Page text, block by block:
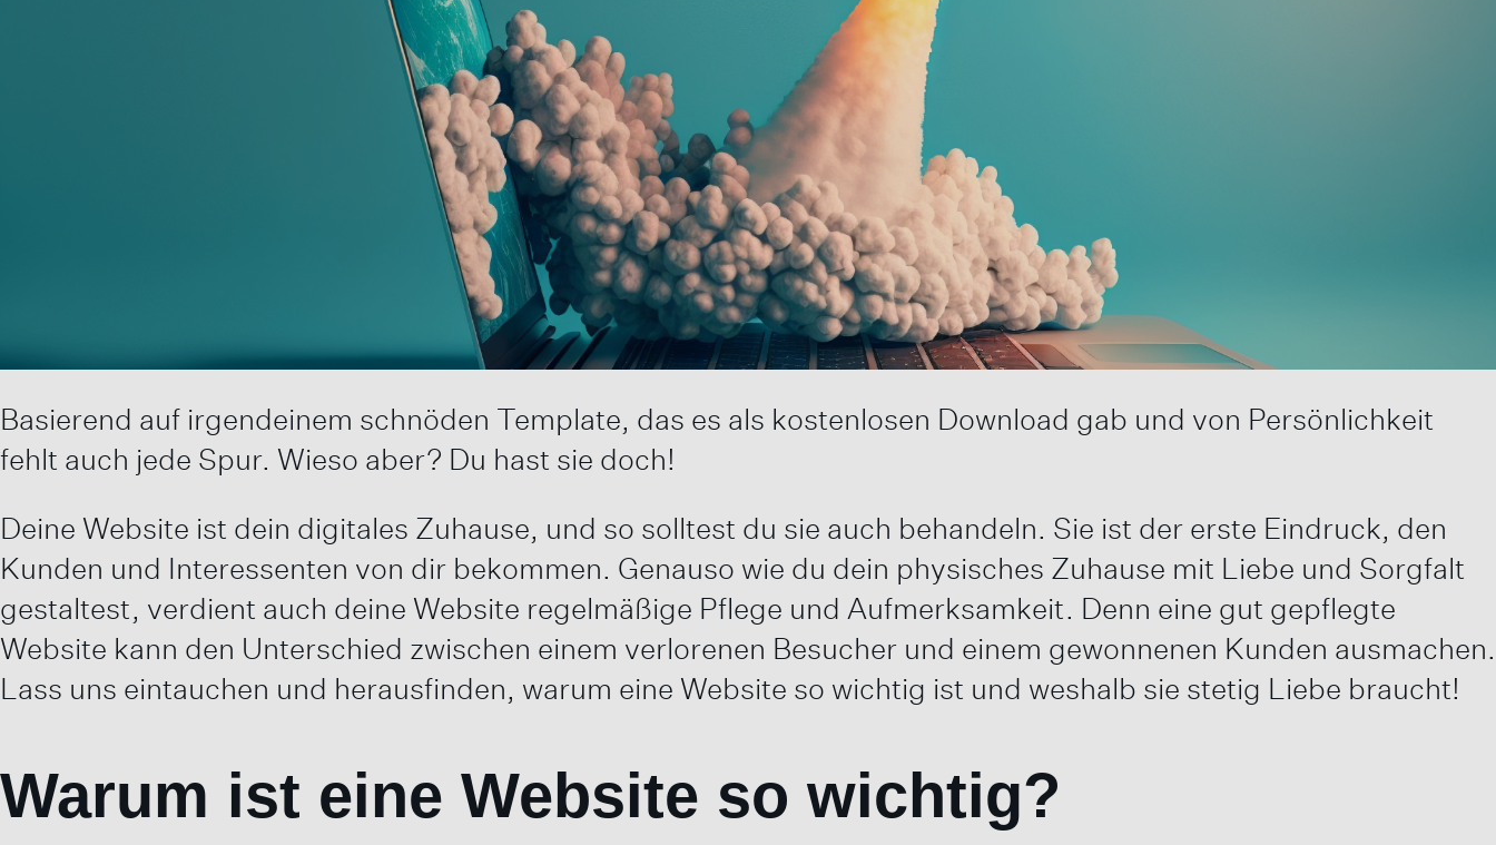
Basierend auf irgendeinem schnöden Template, das es als kostenlosen Download gab und von Persönlichkeit
fehlt auch jede Spur. Wieso aber? Du hast sie doch!
Deine Website ist dein digitales Zuhause, und so solltest du sie auch behandeln. Sie ist der erste Eindruck, den
Kunden und Interessenten von dir bekommen. Genauso wie du dein physisches Zuhause mit Liebe und Sorgfalt
gestaltest, verdient auch deine Website regelmäßige Pflege und Aufmerksamkeit. Denn eine gut gepflegte
Website kann den Unterschied zwischen einem verlorenen Besucher und einem gewonnenen Kunden ausmachen.
Lass uns eintauchen und herausfinden, warum eine Website so wichtig ist und weshalb sie stetig Liebe braucht!
Warum ist eine Website so wichtig?